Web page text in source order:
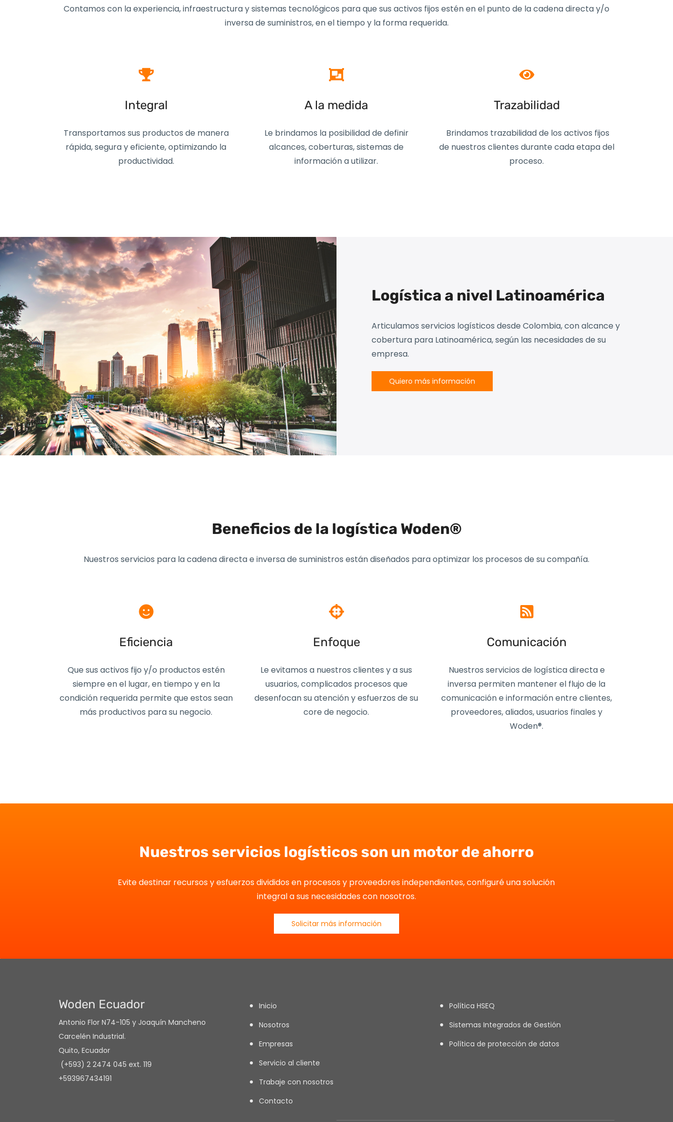
Contamos con la experiencia, infraestructura y sistemas tecnológicos para que sus activos fijos estén en el punto de la cadena directa y/o
inversa de suministros, en el tiempo y la forma requerida.
Integral
Transportamos sus productos de manera
rápida, segura y eficiente, optimizando la
productividad.
A la medida
Le brindamos la posibilidad de definir
alcances, coberturas, sistemas de
información a utilizar.
Trazabilidad
Brindamos trazabilidad de los activos fijos
de nuestros clientes durante cada etapa del
proceso.
Logística a nivel Latinoamérica
Articulamos servicios logísticos desde Colombia, con alcance y
cobertura para Latinoamérica, según las necesidades de su
empresa.
Quiero más información
Beneficios de la logística Woden®
Nuestros servicios para la cadena directa e inversa de suministros están diseñados para optimizar los procesos de su compañía.
Eficiencia
Que sus activos fijo y/o productos estén
siempre en el lugar, en tiempo y en la
condición requerida permite que estos sean
más productivos para su negocio.
Enfoque
Le evitamos a nuestros clientes y a sus
usuarios,complicados procesos que
desenfocan su atención y esfuerzos de su
core de negocio.
Comunicación
Nuestros servicios de logística directa e
inversa permiten mantener el flujo de la
comunicación e información entre clientes,
proveedores, aliados, usuarios finales y
Woden®.
Nuestros servicios logísticos son un motor de ahorro
Evite destinar recursos y esfuerzos divididos en procesos y proveedores independientes, configuré una solución
integral a sus necesidades con nosotros.
Solicitar más información
Woden Ecuador
Antonio Flor N74-105 y Joaquín Mancheno
Carcelén Industrial.
Quito, Ecuador
(+593) 2 2474 045 ext. 119
+593967434191
Inicio
Nosotros
Empresas
Servicio al cliente
Trabaje con nosotros
Contacto
Política HSEQ
Sistemas Integrados de Gestión
Política de protección de datos